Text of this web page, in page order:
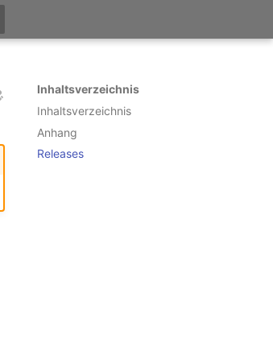
Inhaltsverzeichnis
Inhaltsverzeichnis
Anhang
Releases